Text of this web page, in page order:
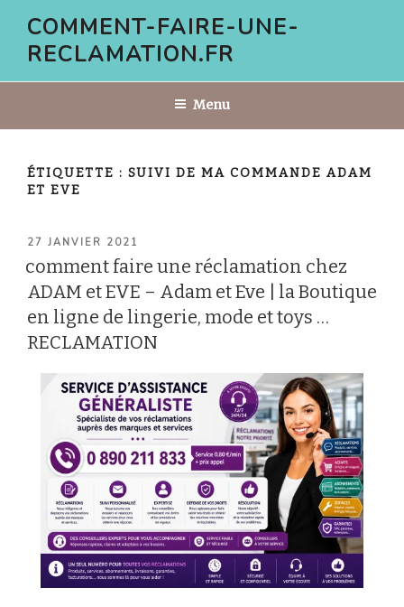
contenu
COMMENT-FAIRE-UNE-
RECLAMATION.FR
Menu
ÉTIQUETTE : SUIVI DE MA COMMANDE ADAM
ET EVE
PUBLIÉ
27 JANVIER 2021
comment faire une réclamation chez
ADAM et EVE – Adam et Eve | la Boutique
en ligne de lingerie, mode et toys …
RECLAMATION